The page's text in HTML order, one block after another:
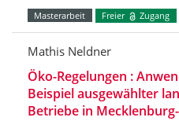
Masterarbeit Freier Zugang
Mathis Neldner
Öko-Regelungen :
Beispiel ausgewählter
Betriebe in